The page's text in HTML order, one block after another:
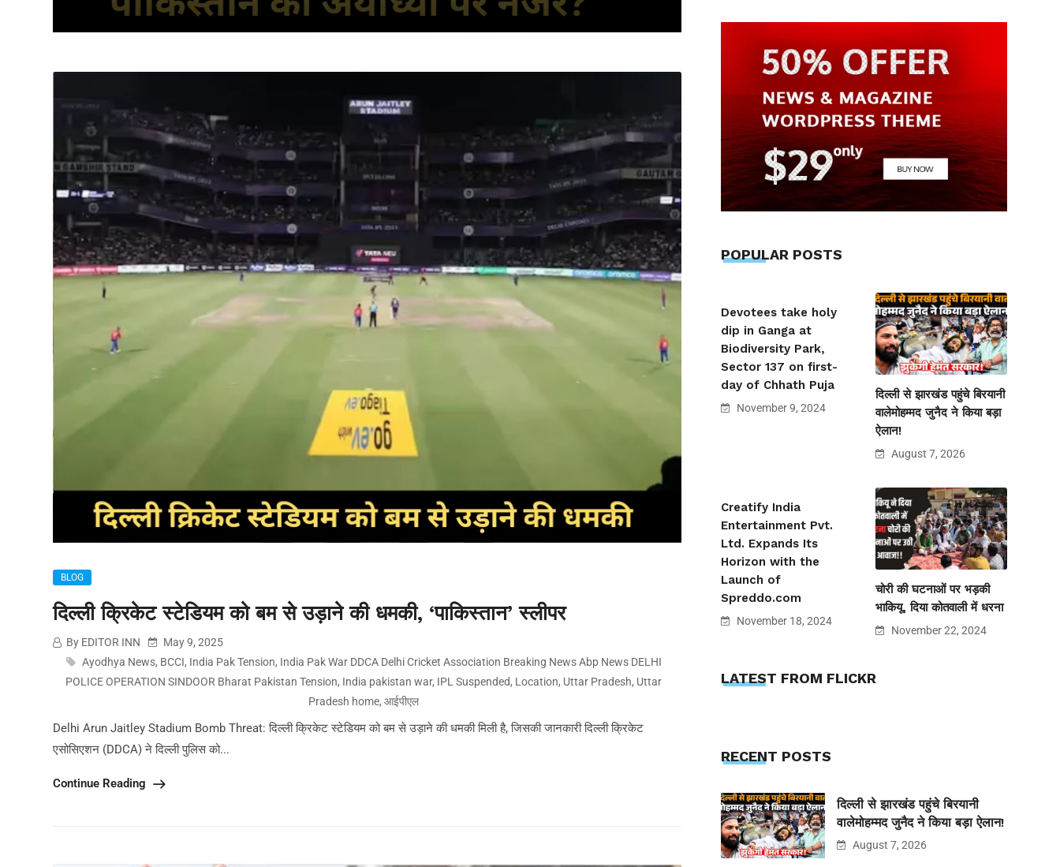
BLOG
दिल्ली क्रिकेट स्टेडियम को बम से उड़ाने की धमकी, ‘पाकिस्तान’ स्लीपर
By EDITOR INN
May 9, 2025
Ayodhya News, BCCI, India Pak Tension, India Pak War DDCA Delhi Cricket Association Breaking News Abp News DELHI
POLICE OPERATION SINDOOR Bharat Pakistan Tension, India pakistan war, IPL Suspended, Location, Uttar Pradesh, Uttar
Pradesh home,आईपीएल
Delhi Arun Jaitley Stadium Bomb Threat: दिल्ली क्रिकेट स्टेडियम को बम से उड़ाने की धमकी मिली है, जिसकी जानकारी दिल्ली क्रिकेट
एसोसिएशन (DDCA) ने दिल्ली पुलिस को...
Continue Reading
POPULAR POSTS
Devotees take holy
dip in Ganga at
Biodiversity Park,
Sector 137 on first-
day of Chhath Puja
November 9, 2024
दिल्ली से झारखंड पहुंचे बिरयानी
वालेमोहम्मद जुनैद ने किया बड़ा
ऐलान!
August 7, 2026
Creatify India
Entertainment Pvt.
Ltd. Expands Its
Horizon with the
Launch of
Spreddo.com
November 18, 2024
चोरी की घटनाओं पर भड़की
भाकियू, दिया कोतवाली में धरना
November 22, 2024
LATEST FROM FLICKR
RECENT POSTS
दिल्ली से झारखंड पहुंचे बिरयानी
वालेमोहम्मद जुनैद ने किया बड़ा ऐलान!
August 7, 2026